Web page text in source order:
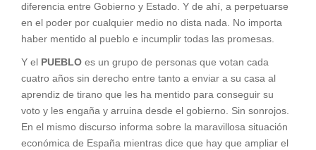
diferencia entre Gobierno y Estado. Y de ahí, a perpetuarse
en el poder por cualquier medio no dista nada. No importa
haber mentido al pueblo e incumplir todas las promesas.
Y el PUEBLO es un grupo de personas que votan cada
cuatro años sin derecho entre tanto a enviar a su casa al
aprendiz de tirano que les ha mentido para conseguir su
voto y les engaña y arruina desde el gobierno. Sin sonrojos.
En el mismo discurso informa sobre la maravillosa situación
económica de España mientras dice que hay que ampliar el